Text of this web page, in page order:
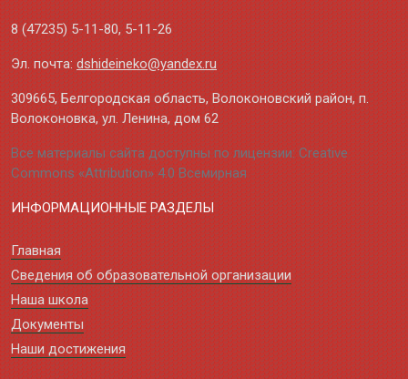
8 (47235) 5-11-80, 5-11-26
Эл. почта:dshideineko@yandex.ru
309665, Белгородская область, Волоконовский район, п.
Волоконовка, ул. Ленина, дом 62
Все материалы сайта доступны по лицензии: Creative
Commons «Attribution» 4.0 Всемирная
ИНФОРМАЦИОННЫЕ РАЗДЕЛЫ
Главная
Сведения об образовательной организации
Наша школа
Документы
Наши достижения